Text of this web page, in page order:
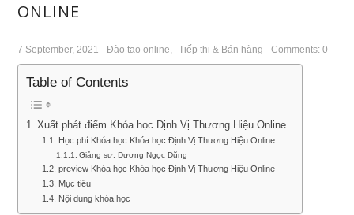
ONLINE
7 September, 2021 Đào tạo online, Tiếp thị & Bán hàng Comments: 0
Table of Contents
Xuất phát điểm Khóa học Định Vị Thương Hiệu Online
Học phí Khóa học Khóa học Định Vị Thương Hiệu Online
Giảng sư: Dương Ngọc Dũng
preview Khóa học Khóa học Định Vị Thương Hiệu Online
Mục tiêu
Nội dung khóa học